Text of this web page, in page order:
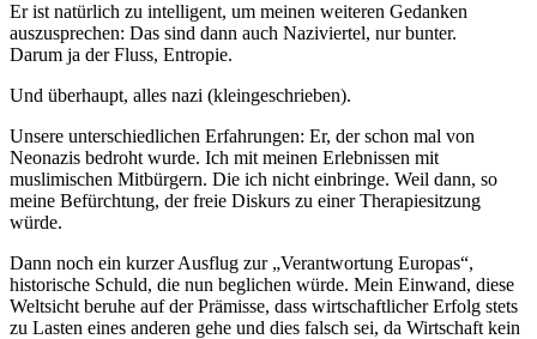
Er ist natürlich zu intelligent, um meinen weiteren Gedanken
auszusprechen: Das sind dann auch Naziviertel, nur bunter.
Darum ja der Fluss, Entropie.
Und überhaupt, alles nazi (kleingeschrieben).
Unsere unterschiedlichen Erfahrungen: Er, der schon mal von
Neonazis bedroht wurde. Ich mit meinen Erlebnissen mit
muslimischen Mitbürgern. Die ich nicht einbringe. Weil dann, so
meine Befürchtung, der freie Diskurs zu einer Therapiesitzung
würde.
Dann noch ein kurzer Ausflug zur „Verantwortung Europas“,
historische Schuld, die nun beglichen würde. Mein Einwand, diese
Weltsicht beruhe auf der Prämisse, dass wirtschaftlicher Erfolg stets
zu Lasten eines anderen gehe und dies falsch sei, da Wirtschaft kein